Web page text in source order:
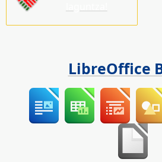
LibreOffice